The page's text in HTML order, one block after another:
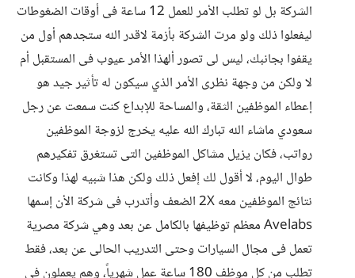
الشركة بل لو تطلب الأمر للعمل 12 ساعة فى أوقات الضغوطات
ليفعلوا ذلك ولو مرت الشركة بأزمة لاقدر الله ستجدهم أول من
يقفوا بجانبك، ليس لى تصور ألهذا الأمر عيوب فى المستقبل أم
لا ولكن من وجهة نظرى الأمر الذي سيكون له تأثير جيد هو
إعطاء الموظفين الثقة، والمساحة للإبداع كنت سمعت عن رجل
سعودي ماشاء الله تبارك الله عليه يخرج لزوجة الموظفين
رواتب، فكان يزيل مشاكل الموظفين التى تستغرق تفكيرهم
طوال اليوم، لا أقول لك إفعل ذلك ولكن هذا شبيه لهذا وكانت
نتائج الموظفين معه 2X الضعف وأتدرب فى شركة الأن إسمها
Avelabs معظم توظيفها بالكامل عن بعد وهي شركة مصرية
تعمل فى مجال السيارات وحتى التدريب الحالى عن بعد، فقط